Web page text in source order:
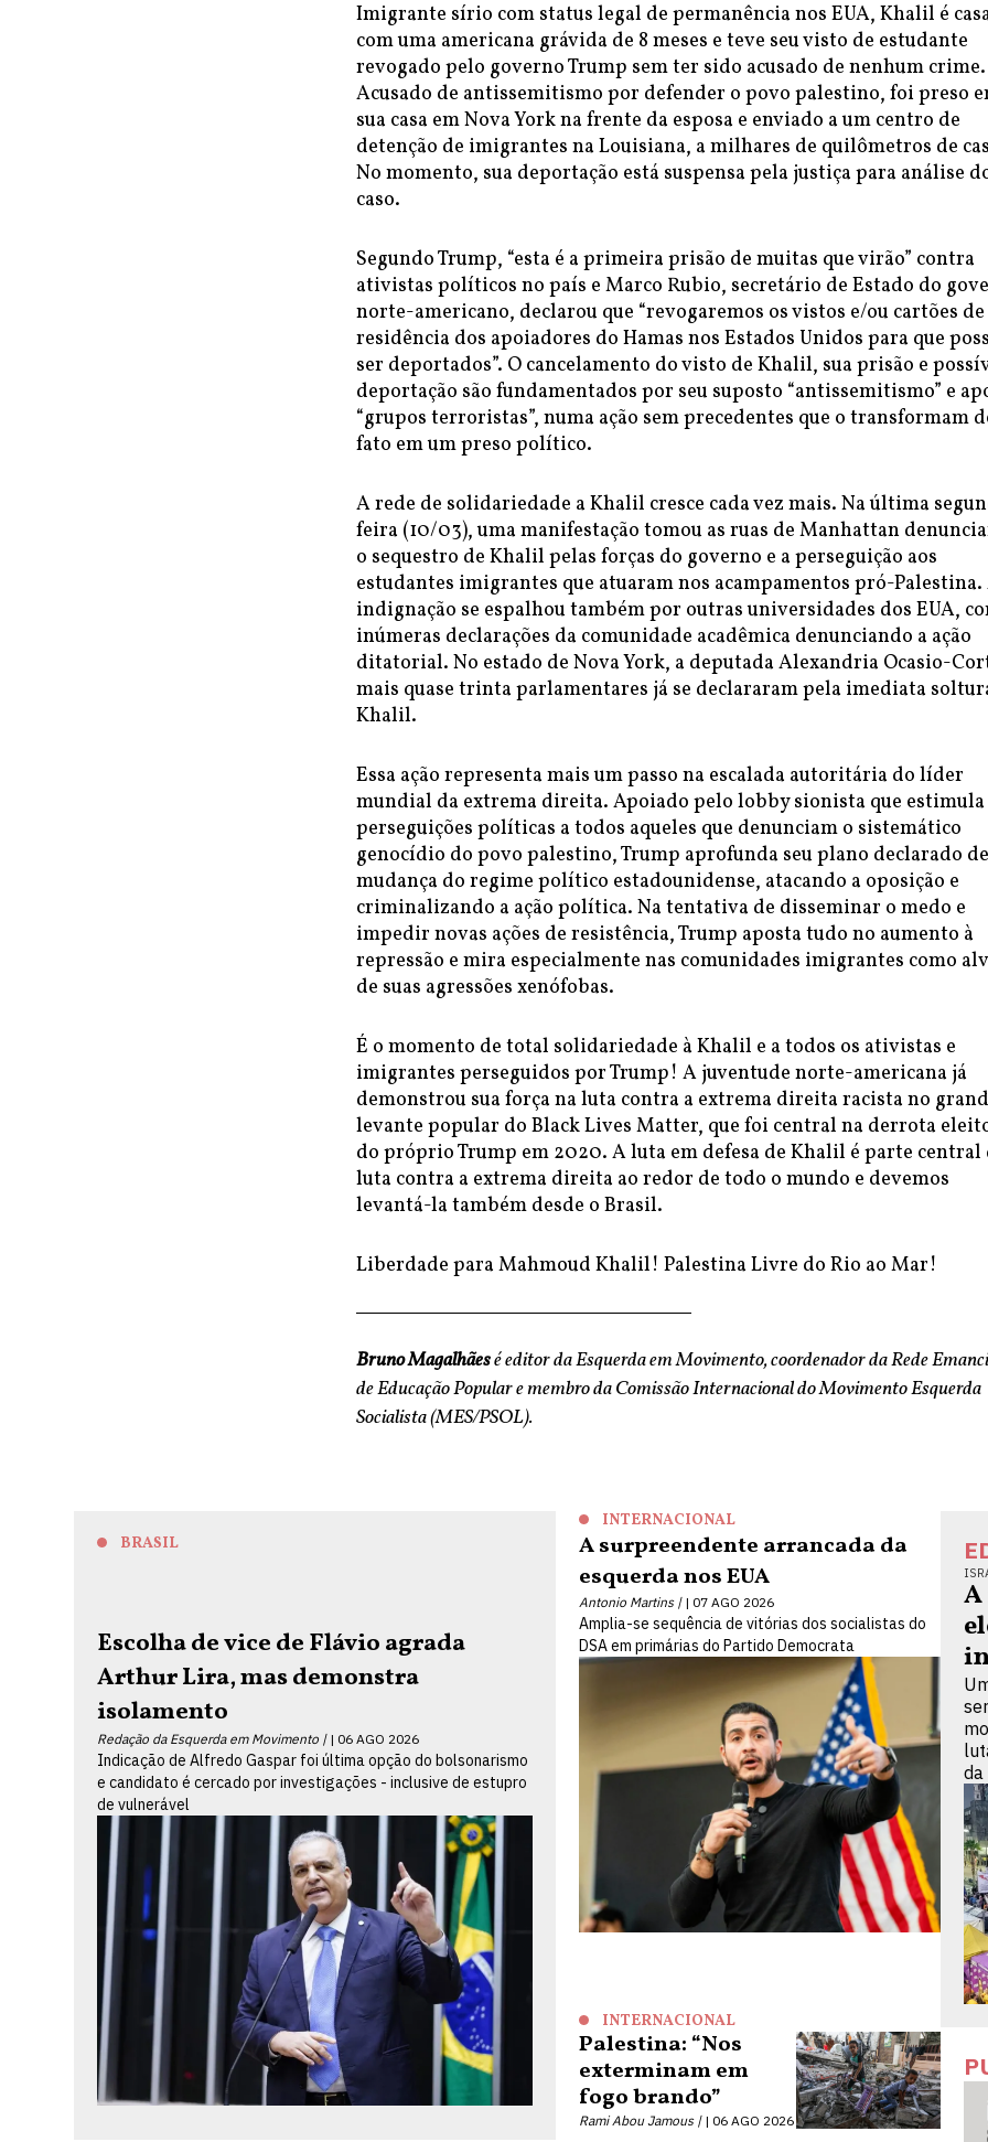
Imigrante sírio com status legal de permanência nos EUA, Khalil é
com uma americana grávida de 8 meses e teve seu visto de estudante
revogado pelo governo Trump sem ter sido acusado de nenhum crime.
Acusado de antissemitismo por defender o povo palestino, foi preso
sua casa em Nova York na frente da esposa e enviado a um centro de
detenção de imigrantes na Louisiana, a milhares de quilômetros de
No momento, sua deportação está suspensa pela justiça para análise
caso.
Segundo Trump, “esta é a primeira prisão de muitas que virão” contra
ativistas políticos no país e Marco Rubio, secretário de Estado do
norte-americano, declarou que “revogaremos os vistos e/ou cartões de
residência dos apoiadores do Hamas nos Estados Unidos para que
ser deportados”. O cancelamento do visto de Khalil, sua prisão e
deportação são fundamentados por seu suposto “antissemitismo” e
“grupos terroristas”, numa ação sem precedentes que o transformam
fato em um preso político.
A rede de solidariedade a Khalil cresce cada vez mais. Na última
feira (10/03), uma manifestação tomou as ruas de Manhattan
o sequestro de Khalil pelas forças do governo e a perseguição aos
estudantes imigrantes que atuaram nos acampamentos pró-Palestina.
indignação se espalhou também por outras universidades dos EUA,
inúmeras declarações da comunidade acadêmica denunciando a ação
ditatorial. No estado de Nova York, a deputada Alexandria Ocasio-
mais quase trinta parlamentares já se declararam pela imediata
Khalil.
Essa ação representa mais um passo na escalada autoritária do líder
mundial da extrema direita. Apoiado pelo lobby sionista que estimula
perseguições políticas a todos aqueles que denunciam o sistemático
genocídio do povo palestino, Trump aprofunda seu plano declarado de
mudança do regime político estadounidense, atacando a oposição e
criminalizando a ação política. Na tentativa de disseminar o medo e
impedir novas ações de resistência, Trump aposta tudo no aumento à
repressão e mira especialmente nas comunidades imigrantes como
de suas agressões xenófobas.
É o momento de total solidariedade à Khalil e a todos os ativistas e
imigrantes perseguidos por Trump! A juventude norte-americana já
demonstrou sua força na luta contra a extrema direita racista no
levante popular do Black Lives Matter, que foi central na derrota
do próprio Trump em 2020. A luta em defesa de Khalil é parte central
luta contra a extrema direita ao redor de todo o mundo e devemos
levantá-la também desde o Brasil.
Liberdade para Mahmoud Khalil! Palestina Livre do Rio ao Mar!
Bruno Magalhãesé editor da Esquerda em Movimento, coordenador da Rede
de Educação Popular e membro da Comissão Internacional do Movimento Esquerda
Socialista (MES/PSOL).
BRASIL
Escolha de vice de Flávio agrada
Arthur Lira, mas demonstra
isolamento
Redação da Esquerda em Movimento | 06 AGO 2026
Indicação de Alfredo Gaspar foi última opção do bolsonarismo
e candidato é cercado por investigações - inclusive de estupro
de vulnerável
INTERNACIONAL
A surpreendente arrancada da
esquerda nos EUA
Antonio Martins | 07 AGO 2026
Amplia-se sequência de vitórias dos socialistas do
DSA em primárias do Partido Democrata
INTERNACIONAL
Palestina: “Nos
exterminam em
fogo brando”
Rami Abou Jamous | 06 AGO 2026
da